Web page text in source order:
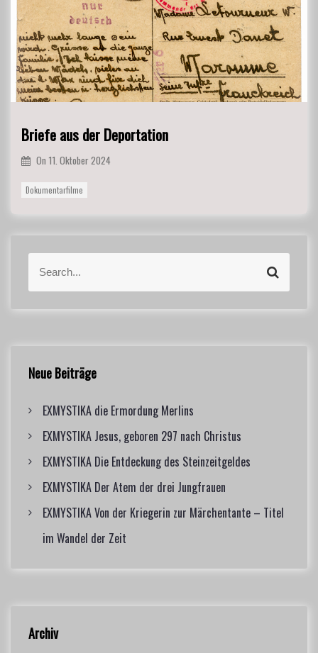
Briefe aus der Deportation
On 11. Oktober 2024
Dokumentarfilme
a
r
o
:
S
r
Neue Beiträge
EXMYSTIKA die Ermordung Merlins
EXMYSTIKA Jesus, geboren 297 nach Christus
EXMYSTIKA Die Entdeckung des Steinzeitgeldes
EXMYSTIKA Der Atem der drei Jungfrauen
EXMYSTIKA Von der Kriegerin zur Märchentante – Titel
im Wandel der Zeit
Archiv